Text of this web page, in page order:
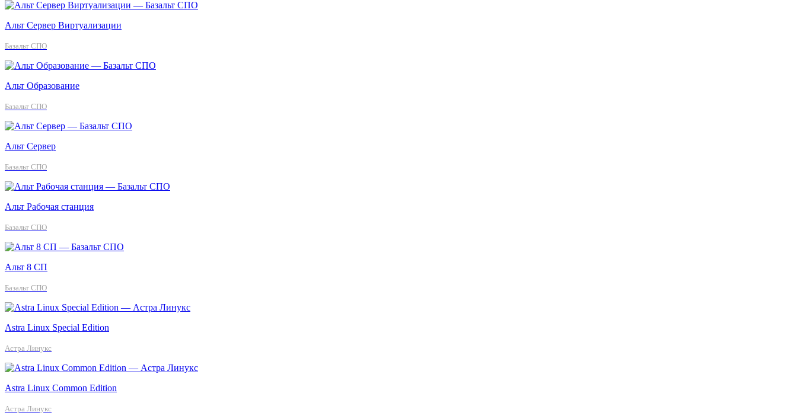
Альт Сервер Виртуализации
Базальт СПО
Альт Образование
Базальт СПО
Альт Сервер
Базальт СПО
Альт Рабочая станция
Базальт СПО
Альт 8 СП
Базальт СПО
Astra Linux Special Edition
Астра Линукс
Astra Linux Common Edition
Астра Линукс